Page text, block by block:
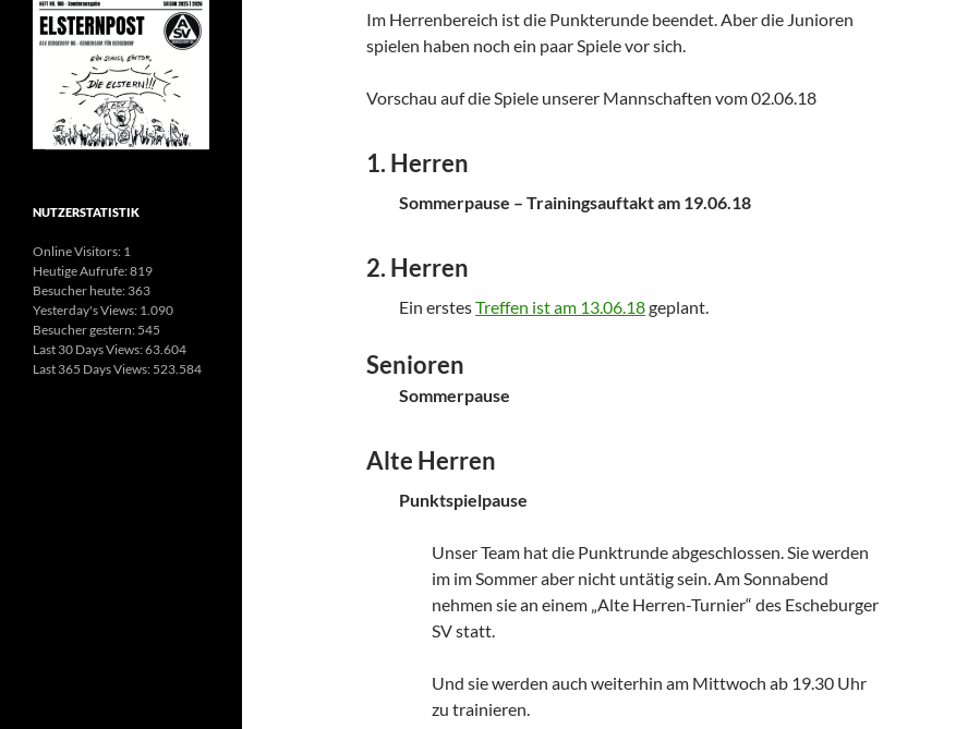
Im Herrenbereich ist die Punkterunde beendet. Aber die Junioren
spielen haben noch ein paar Spiele vor sich.
Vorschau auf die Spiele unserer Mannschaften vom 02.06.18
1. Herren
Sommerpause – Trainingsauftakt am 19.06.18
2. Herren
Ein erstesTreffen ist am 13.06.18geplant.
Senioren
Sommerpause
Alte Herren
Punktspielpause
Unser Team hat die Punktrunde abgeschlossen. Sie werden
im im Sommer aber nicht untätig sein. Am Sonnabend
nehmen sie an einem „Alte Herren-Turnier“ des Escheburger
SV statt.
Und sie werden auch weiterhin am Mittwoch ab 19.30 Uhr
zu trainieren.
NUTZERSTATISTIK
Online Visitors: 1
Heutige Aufrufe:819
Besucher heute: 363
Yesterday's Views: 1.090
Besucher gestern: 545
Last 30 Days Views:63.604
Last 365 Days Views: 523.584